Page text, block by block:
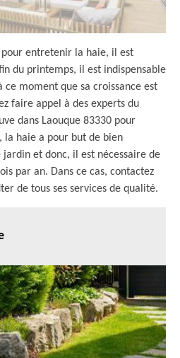
pour entretenir la haie, il est
du printemps, il est indispensable
ce moment que sa croissance est
faire appel à des experts du
dans Laouque 83330 pour
la haie a pour but de bien
et donc, il est nécessaire de
par an. Dans ce cas, contactez
de tous ses services de qualité.